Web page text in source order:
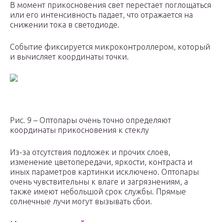
В момент прикосновения свет перестает поглощаться
или его интенсивность падает, что отражается на
снижении тока в светодиоде.
Событие фиксируется микроконтроллером, который
и вычисляет координаты точки.
Рис. 9 – Оптопары очень точно определяют
координаты прикосновения к стеклу
Из-за отсутствия подложек и прочих слоев,
изменение цветопередачи, яркости, контраста и
иных параметров картинки исключено. Оптопары
очень чувствительны к влаге и загрязнениям, а
также имеют небольшой срок службы. Прямые
солнечные лучи могут вызывать сбои.